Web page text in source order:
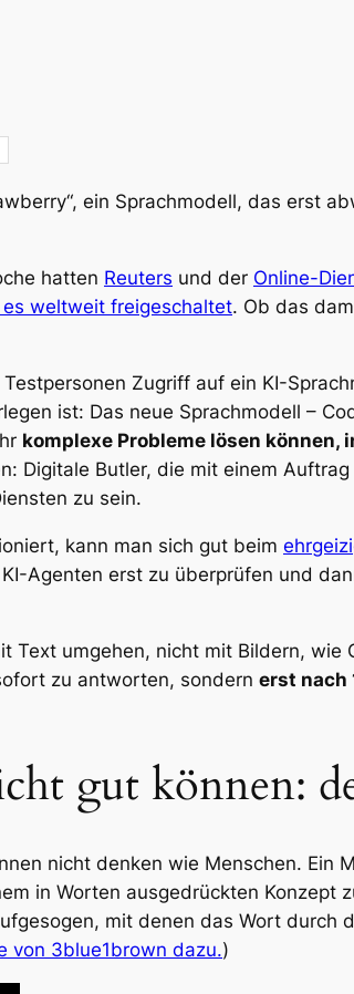
ein Sprachmodell, das erst
hatten Reuters und der Online-
weltweit freigeschaltet. Ob das
Zugriff auf ein KI-
ist: Das neue Sprachmodell –
komplexe Probleme lösen
Digitale Butler, die mit einem
zu sein.
kann man sich gut beim
Agenten erst zu überprüfen und
Text umgehen, nicht mit Bildern,
zu antworten, sondern erst nach
gut können:
nicht denken wie Menschen. Ein
in Worten ausgedrückten Konzept
mit denen das Wort durch
von 3blue1brown dazu.)